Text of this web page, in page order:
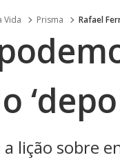
Vida Prisma Rafael
a lição sobre